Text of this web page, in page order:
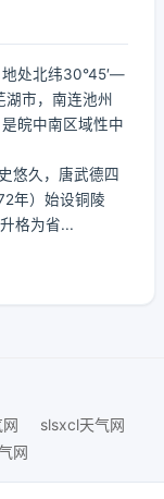
处北纬30°45′—
湖市，南连池州
皖中南区域性中
悠久，唐武德四
年）始设铜陵
格为省...
slsxcl天气网
网